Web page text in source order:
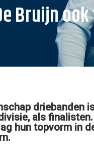
Bruijn
driebanden
als
hun topvorm in